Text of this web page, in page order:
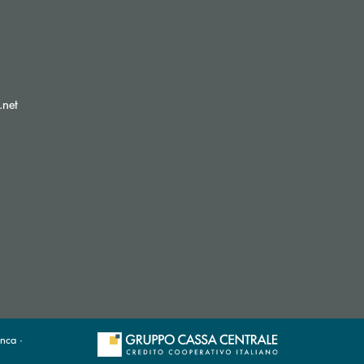
(si apre l’app di posta elettronica)
·